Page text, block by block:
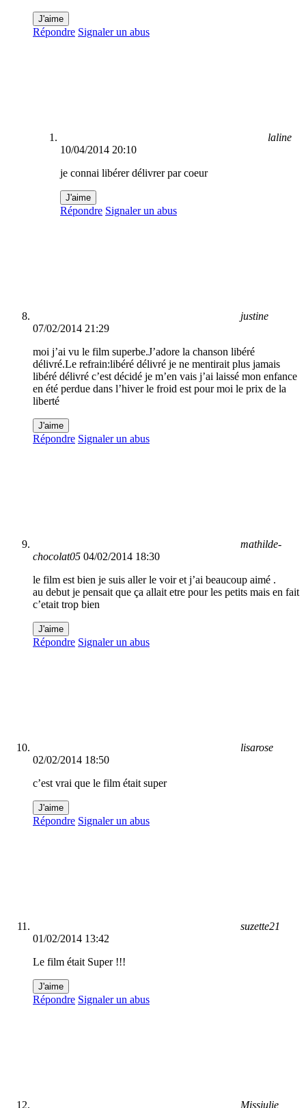
J'aime
Répondre Signaler un abus
laline
10/04/2014 20:10
je connai libérer délivrer par coeur
J'aime
Répondre Signaler un abus
justine
07/02/2014 21:29
moi j’ai vu le film superbe.J’adore la chanson libéré
délivré.Le refrain:libéré délivré je ne mentirait plus jamais
libéré délivré c’est décidé je m’en vais j’ai laissé mon enfance
en été perdue dans l’hiver le froid est pour moi le prix de la
liberté
J'aime
Répondre Signaler un abus
mathilde-
chocolat05 04/02/2014 18:30
le film est bien je suis aller le voir et j’ai beaucoup aimé .
au debut je pensait que ça allait etre pour les petits mais en fait
c’etait trop bien
J'aime
Répondre Signaler un abus
lisarose
02/02/2014 18:50
c’est vrai que le film était super
J'aime
Répondre Signaler un abus
suzette21
01/02/2014 13:42
Le film était Super !!!
J'aime
Répondre Signaler un abus
Missjulie